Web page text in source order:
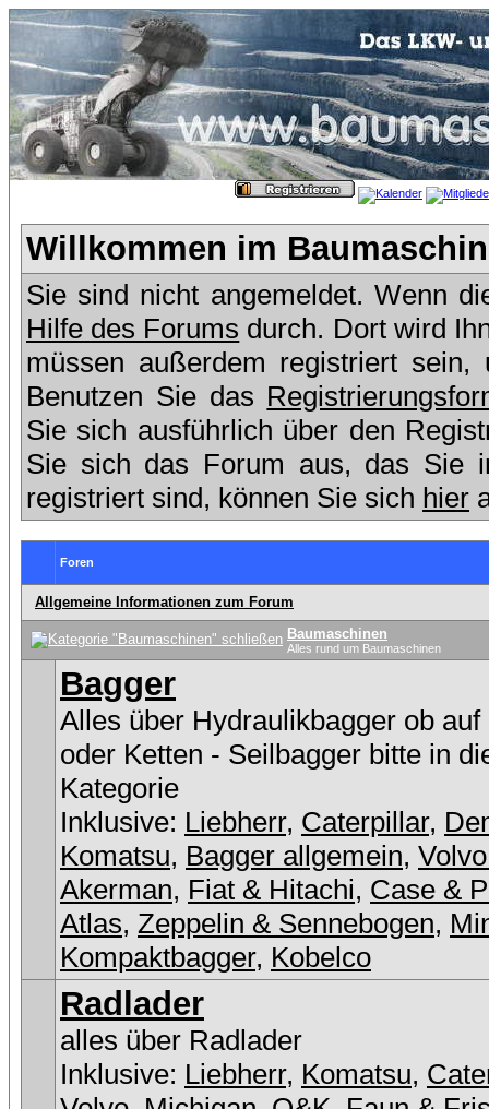
Willkommen im
Sie sind nicht angemeldet. Wenn
Hilfe des Forums durch. Dort wird
müssen außerdem registriert
Benutzen Sie das
Sie sich ausführlich über den
Sie sich das Forum aus, das Sie
registriert sind, können Sie sich hier
Foren
Allgemeine Informationen zum Forum
Baumaschinen
Alles rund um Baumaschinen
Bagger
Alles über Hydraulikbagger ob auf
oder Ketten - Seilbagger bitte in
Kategorie
Inklusive: Liebherr, Caterpillar,
Komatsu, Bagger allgemein,
Akerman, Fiat & Hitachi, Case &
Atlas, Zeppelin & Sennebogen,
Kompaktbagger, Kobelco
Radlader
alles über Radlader
Inklusive: Liebherr, Komatsu,